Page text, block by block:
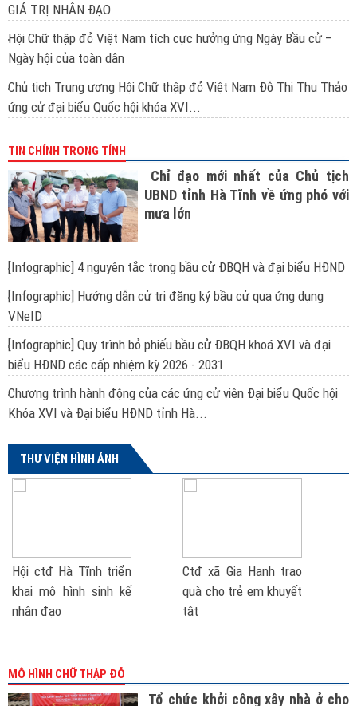
GIÁ TRỊ NHÂN ĐẠO
Hội Chữ thập đỏ Việt Nam tích cực hưởng ứng Ngày Bầu cử –
Ngày hội của toàn dân
Chủ tịch Trung ương Hội Chữ thập đỏ Việt Nam Đỗ Thị Thu Thảo
ứng cử đại biểu Quốc hội khóa XVI...
TIN CHÍNH TRONG TỈNH
Chỉ đạo mới nhất của Chủ tịch
UBND tỉnh Hà Tĩnh về ứng phó với
mưa lớn
[Infographic] 4 nguyên tắc trong bầu cử ĐBQH và đại biểu HĐND
[Infographic] Hướng dẫn cử tri đăng ký bầu cử qua ứng dụng
VNeID
[Infographic] Quy trình bỏ phiếu bầu cử ĐBQH khoá XVI và đại
biểu HĐND các cấp nhiệm kỳ 2026 - 2031
Chương trình hành động của các ứng cử viên Đại biểu Quốc hội
Khóa XVI và Đại biểu HĐND tỉnh Hà...
THƯ VIỆN HÌNH ẢNH
Hội ctđ Hà Tĩnh triển
khai mô hình sinh kế
nhân đạo
Ctđ xã Gia Hanh trao
quà cho trẻ em khuyết
tật
MÔ HÌNH CHỮ THẬP ĐỎ
Tổ chức khởi công xây nhà ở cho